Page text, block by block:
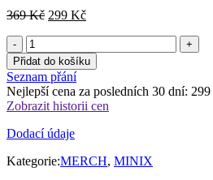
369Kč Původní
369 Kč.
299 KčAktuální
299 Kč.
Přidat do košíku
Seznam přání
Nejlepší cena za posledních 30 dní: 299
Zobrazit historii cen
Dodací údaje
Kategorie:MERCH, MINIX